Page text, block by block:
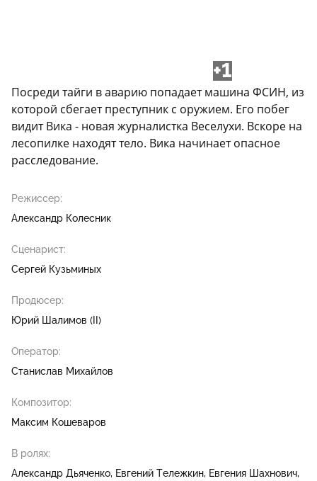
+1
Посреди тайги в аварию попадает машина ФСИН, из
которой сбегает преступник с оружием. Его побег
видит Вика - новая журналистка Веселухи. Вскоре на
лесопилке находят тело. Вика начинает опасное
расследование.
Режиссер:
Александр Колесник
Сценарист:
Сергей Кузьминых
Продюсер:
Юрий Шалимов (II)
Оператор:
Станислав Михайлов
Композитор:
Максим Кошеваров
В ролях:
Александр Дьяченко Евгений Тележкин Евгения Шахнович